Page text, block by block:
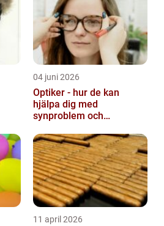
04 juni 2026
Optiker - hur de kan
hjälpa dig med
synproblem och
11 april 2026